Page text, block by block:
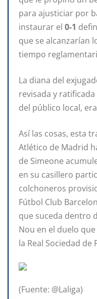
para ajusticiar por
instaurar el 0-1
que se alcanzarían
tiempo
La diana del
revisada y
del público local,
Así las cosas, esta
Atlético de Madrid
de Simeone
en su casillero
colchoneros
Fútbol Club
que suceda dentro
Nou en el duelo
la Real Sociedad de
(Fuente: @Laliga)